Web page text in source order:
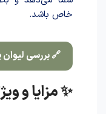
خاص باشد.
🔗 بررسی
✨ مزایا و